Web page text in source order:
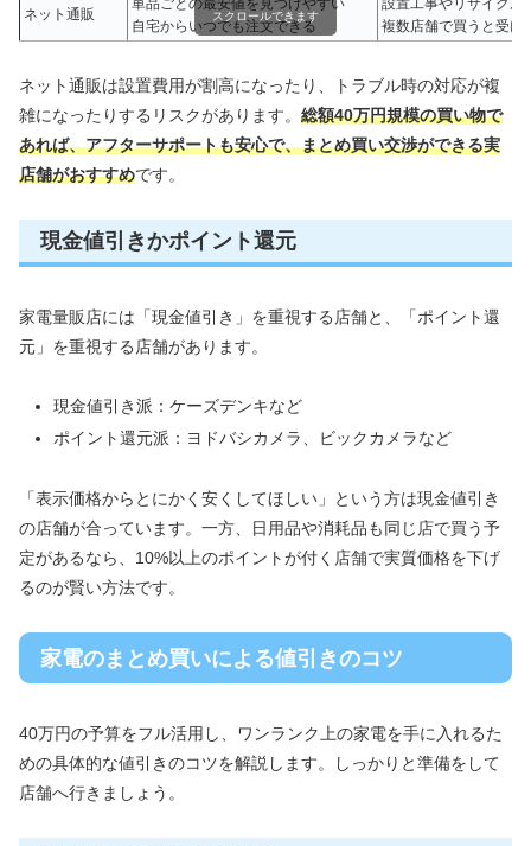
ネット通販
自宅からいつでも注文できる
複数店舗で買うと受け
スクロールできます
ネット通販は設置費用が割高になったり、トラブル時の対応が複
雑になったりするリスクがあります。 総額40万円規模の買い物で
あれば、アフターサポートも安心で、まとめ買い交渉ができる実
店舗がおすすめです。
現金値引きかポイント還元
家電量販店には「現金値引き」を重視する店舗と、「ポイント還
元」を重視する店舗があります。
現金値引き派：ケーズデンキなど
ポイント還元派：ヨドバシカメラ、ビックカメラなど
「表示価格からとにかく安くしてほしい」という方は現金値引き
の店舗が合っています。一方、日用品や消耗品も同じ店で買う予
定があるなら、10%以上のポイントが付く店舗で実質価格を下げ
るのが賢い方法です。
家電のまとめ買いによる値引きのコツ
40万円の予算をフル活用し、ワンランク上の家電を手に入れるた
めの具体的な値引きのコツを解説します。しっかりと準備をして
店舗へ行きましょう。